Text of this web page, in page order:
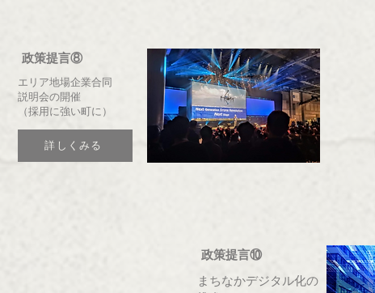
政策提言⑧
エリア地場企業合同
説明会の開催
（採用に強い町に）
詳しくみる
政策提言⑩
まちなかデジタル化の